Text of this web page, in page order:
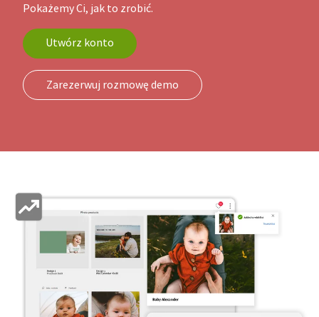
Pokażemy Ci, jak to zrobić.
Utwórz konto
Zarezerwuj rozmowę demo